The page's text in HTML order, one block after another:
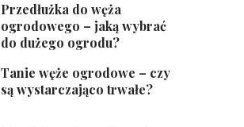
Przedłużka do węża
ogrodowego – jaką wybrać
do dużego ogrodu?
Tanie węże ogrodowe – czy
są wystarczająco trwałe?